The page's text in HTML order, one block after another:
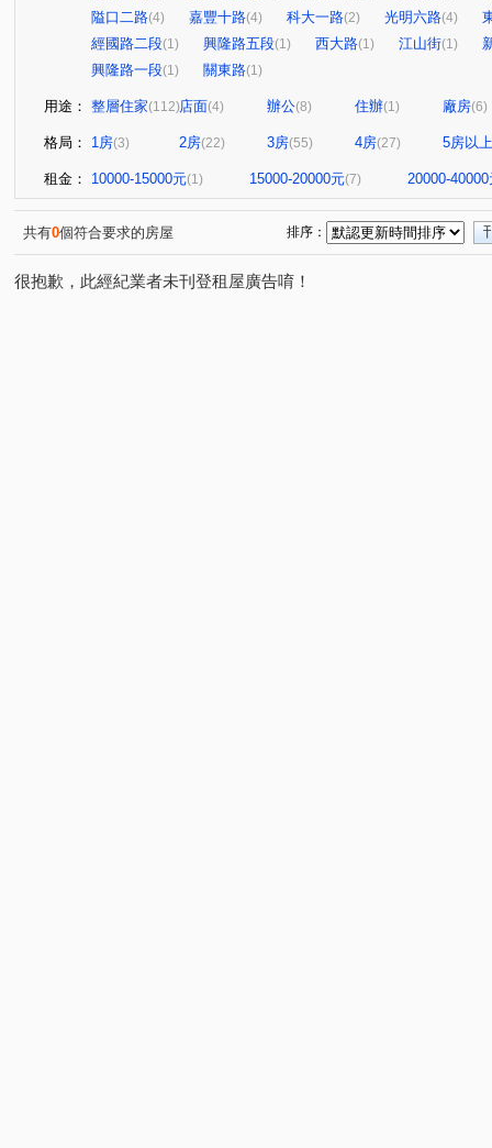
隘口二路(4) 嘉豐十路(4) 科大一路(2) 光明六路(4)
經國路二段(1) 興隆路五段(1) 西大路(1) 江山街(1)
興隆路一段(1) 關東路(1)
用途： 整層住家(112)店面(4) 辦公(8) 住辦(1) 廠房(6)
格局： 1房(3) 2房(22) 3房(55) 4房(27) 5房以上
租金： 10000-15000元(1) 15000-20000元(7) 20000-40000
共有0個符合要求的房屋 排序：
很抱歉，此經紀業者未刊登租屋廣告唷！